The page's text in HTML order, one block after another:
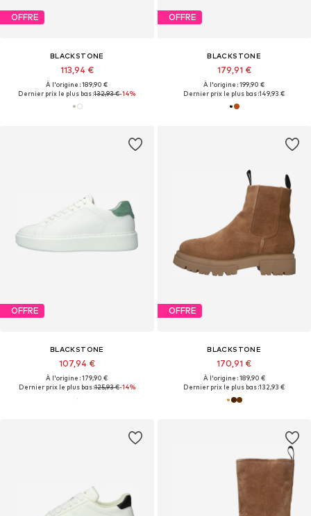
OFFRE
BLACKSTONE
113,94 €
À l'origine : 189,90 €
Dernier prix le plus bas :132,93 €-14%
OFFRE
BLACKSTONE
179,91 €
À l'origine : 199,90 €
Dernier prix le plus bas :149,93 €
OFFRE
BLACKSTONE
107,94 €
À l'origine : 179,90 €
Dernier prix le plus bas :125,93 €-14%
OFFRE
BLACKSTONE
170,91 €
À l'origine : 189,90 €
Dernier prix le plus bas :132,93 €